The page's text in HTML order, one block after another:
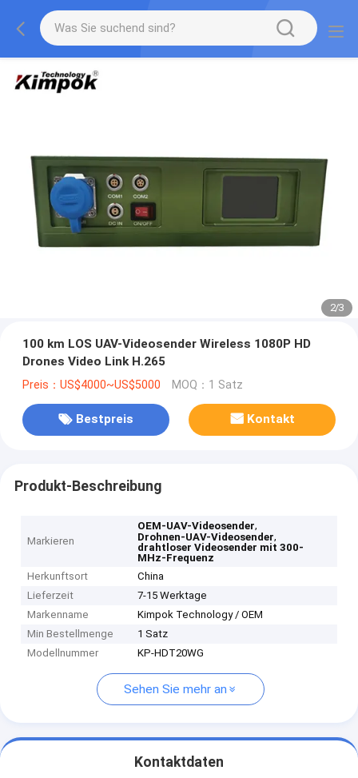
2/3
100 km LOS UAV-Videosender Wireless 1080P HD
Drones Video Link H.265
Preis：US$4000~US$5000 MOQ：1 Satz
Bestpreis Kontakt
Produkt-Beschreibung
Markieren
OEM-UAV-Videosender,
Drohnen-UAV-Videosender,
drahtloser Videosender mit 300-
MHz-Frequenz
Herkunftsort
China
Lieferzeit
7-15 Werktage
Markenname
Kimpok Technology / OEM
Min Bestellmenge
1 Satz
Modellnummer
KP-HDT20WG
Sehen Sie mehr an
Kontaktdaten